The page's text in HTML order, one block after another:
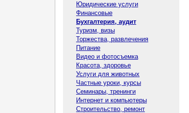
Юридические услуги
Финансовые
Бухгалтерия, аудит
Туризм, визы
Торжества, развлечения
Питание
Видео и фотосъемка
Красота, здоровье
Услуги для животных
Частные уроки, курсы
Семинары, тренинги
Интернет и компьютеры
Строительство, ремонт